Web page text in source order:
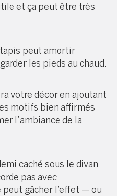
et ça peut être très
peut amortir
les pieds au chaud.
votre décor en ajoutant
motifs bien affirmés
l’ambiance de la
caché sous le divan
pas avec
peut gâcher l’effet — ou